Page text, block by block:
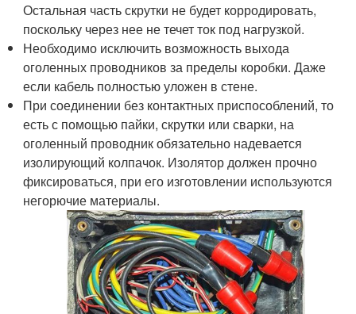
Остальная часть скрутки не будет корродировать,
поскольку через нее не течет ток под нагрузкой.
Необходимо исключить возможность выхода
оголенных проводников за пределы коробки. Даже
если кабель полностью уложен в стене.
При соединении без контактных приспособлений, то
есть с помощью пайки, скрутки или сварки, на
оголенный проводник обязательно надевается
изолирующий колпачок. Изолятор должен прочно
фиксироваться, при его изготовлении используются
негорючие материалы.